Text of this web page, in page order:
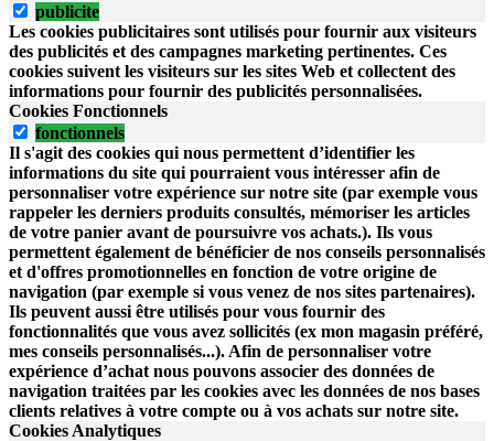
publicite
Les cookies publicitaires sont utilisés pour fournir aux visiteurs
des publicités et des campagnes marketing pertinentes. Ces
cookies suivent les visiteurs sur les sites Web et collectent des
informations pour fournir des publicités personnalisées.
Cookies Fonctionnels
fonctionnels
Il s'agit des cookies qui nous permettent d’identifier les
informations du site qui pourraient vous intéresser afin de
personnaliser votre expérience sur notre site (par exemple vous
rappeler les derniers produits consultés, mémoriser les articles
de votre panier avant de poursuivre vos achats.). Ils vous
permettent également de bénéficier de nos conseils personnalisés
et d'offres promotionnelles en fonction de votre origine de
navigation (par exemple si vous venez de nos sites partenaires).
Ils peuvent aussi être utilisés pour vous fournir des
fonctionnalités que vous avez sollicités (ex mon magasin préféré,
mes conseils personnalisés...). Afin de personnaliser votre
expérience d’achat nous pouvons associer des données de
navigation traitées par les cookies avec les données de nos bases
clients relatives à votre compte ou à vos achats sur notre site.
Cookies Analytiques